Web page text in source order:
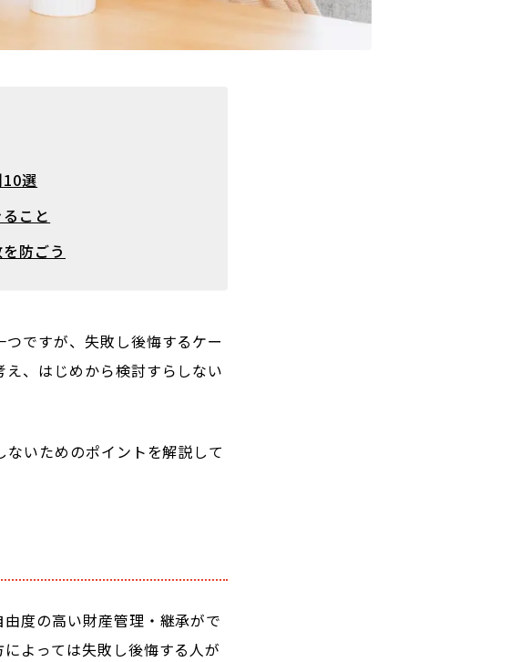
選
こと
防ごう
ですが、失敗し後悔するケー
、はじめから検討すらしない
いためのポイントを解説して
度の高い財産管理・継承がで
よっては失敗し後悔する人が